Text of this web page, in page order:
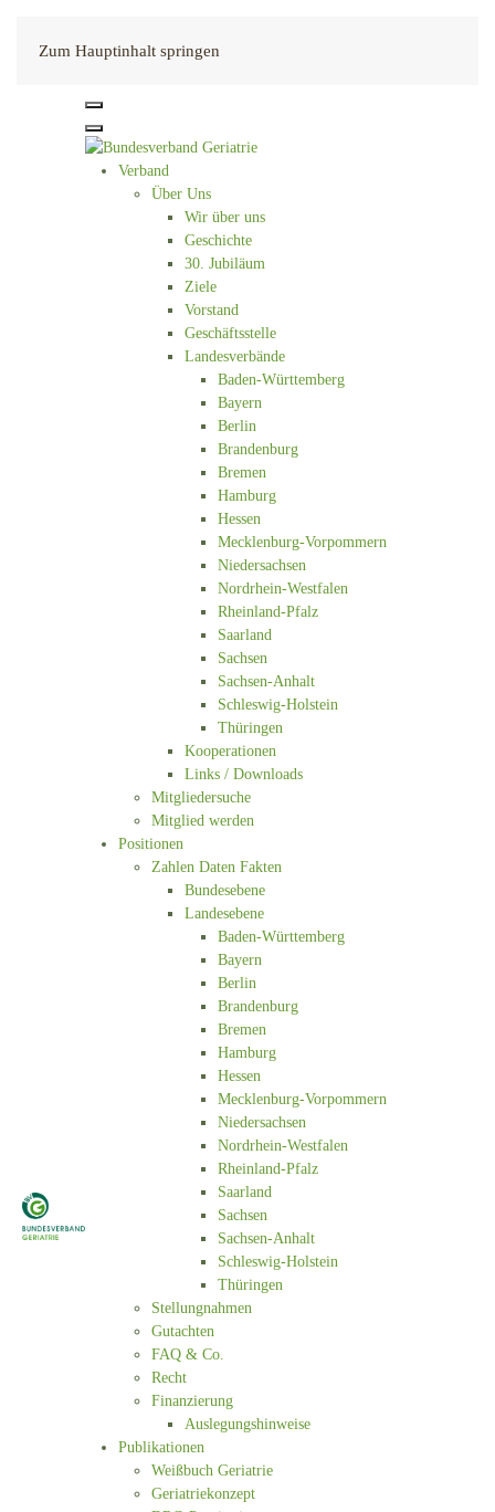
Zum Hauptinhalt springen
Kontakt
Verband
Über Uns
Wir über uns
Geschichte
30. Jubiläum
Ziele
Vorstand
Geschäftsstelle
Landesverbände
Baden-Württemberg
Bayern
Berlin
Brandenburg
Bremen
Hamburg
Hessen
Mecklenburg-Vorpommern
Niedersachsen
Nordrhein-Westfalen
Rheinland-Pfalz
Saarland
Sachsen
Sachsen-Anhalt
Schleswig-Holstein
Thüringen
Kooperationen
Links / Downloads
Mitgliedersuche
Mitglied werden
Positionen
Zahlen Daten Fakten
Bundesebene
Landesebene
Baden-Württemberg
Bayern
Berlin
Brandenburg
Bremen
Hamburg
Hessen
Mecklenburg-Vorpommern
Niedersachsen
Nordrhein-Westfalen
Rheinland-Pfalz
Saarland
Sachsen
Sachsen-Anhalt
Schleswig-Holstein
Thüringen
Stellungnahmen
Gutachten
FAQ & Co.
Recht
Finanzierung
Auslegungshinweise
Publikationen
Weißbuch Geriatrie
Geriatriekonzept